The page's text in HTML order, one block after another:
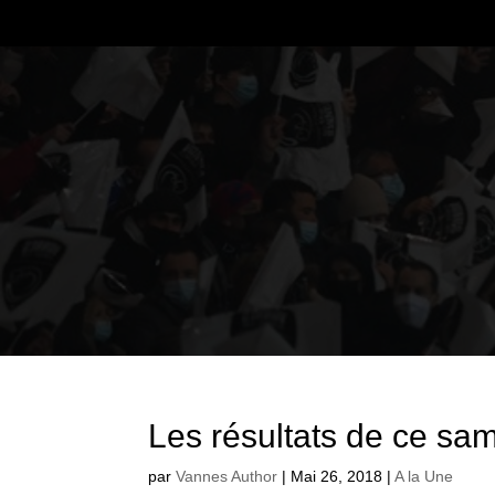
Les résultats de ce
parVannes Author | Mai 26, 2018 |A la Une